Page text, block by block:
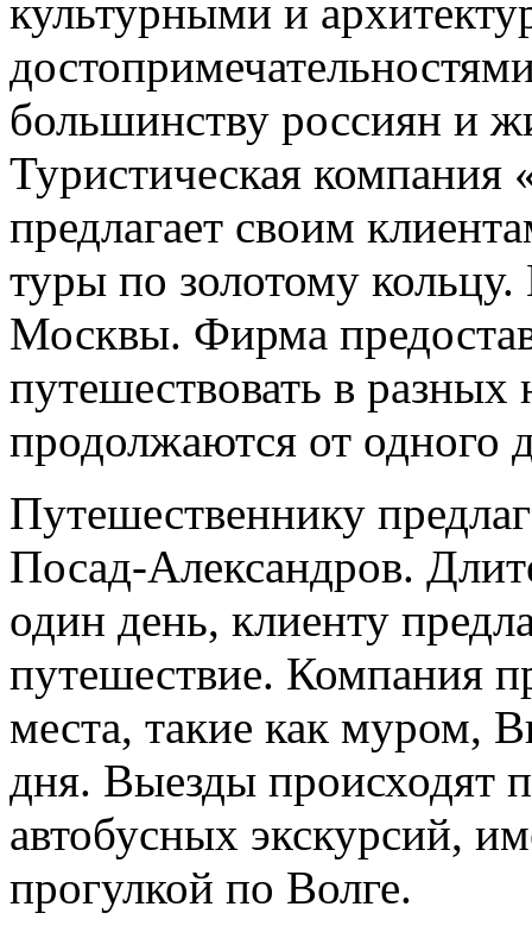
культурными и
большинству россиян и
Туристическая
предлагает своим
туры по золотому
Москвы. Фирма
путешествовать в
продолжаются от одного
Путешественнику
Посад-Александров.
один день, клиенту
путешествие. Компания
места, такие как муром,
дня. Выезды происходят
автобусных экскурсий,
прогулкой по Волге.